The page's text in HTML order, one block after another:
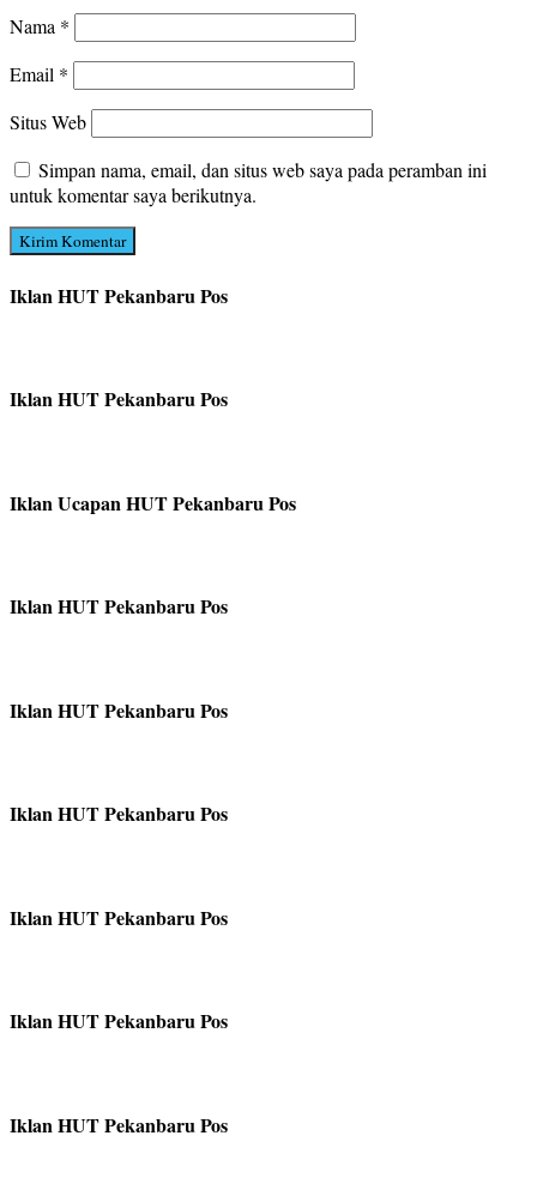
Nama *
Email *
Situs Web
Simpan nama, email, dan situs web saya pada peramban ini
untuk komentar saya berikutnya.
Iklan HUT Pekanbaru Pos
Iklan HUT Pekanbaru Pos
Iklan Ucapan HUT Pekanbaru Pos
Iklan HUT Pekanbaru Pos
Iklan HUT Pekanbaru Pos
Iklan HUT Pekanbaru Pos
Iklan HUT Pekanbaru Pos
Iklan HUT Pekanbaru Pos
Iklan HUT Pekanbaru Pos